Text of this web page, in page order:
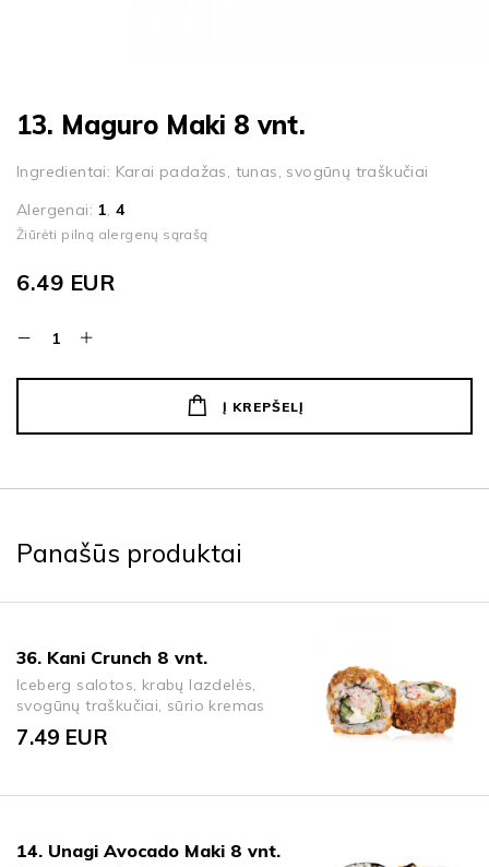
13. Maguro Maki 8 vnt.
Ingredientai: Karai padažas, tunas, svogūnų traškučiai
Alergenai: 1, 4
Žiūrėti pilną alergenų sąrašą
6.49 EUR
Į KREPŠELĮ
Panašūs produktai
36. Kani Crunch 8 vnt.
Iceberg salotos, krabų lazdelės,
svogūnų traškučiai, sūrio kremas
7.49 EUR
14. Unagi Avocado Maki 8 vnt.